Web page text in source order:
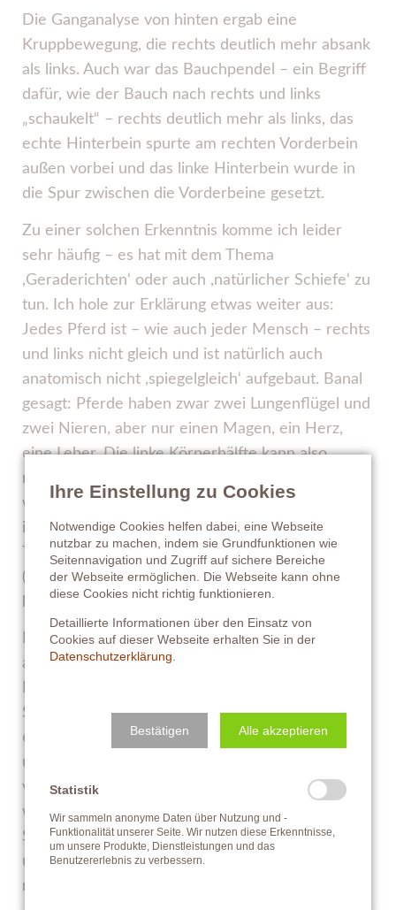
Die Ganganalyse von hinten ergab eine
Kruppbewegung, die rechts deutlich mehr absank
als links. Auch war das Bauchpendel – ein Begriff
dafür, wie der Bauch nach rechts und links
„schaukelt“ – rechts deutlich mehr als links, das
echte Hinterbein spurte am rechten Vorderbein
außen vorbei und das linke Hinterbein wurde in
die Spur zwischen die Vorderbeine gesetzt.
Zu einer solchen Erkenntnis komme ich leider
sehr häufig – es hat mit dem Thema
,Geraderichten‘ oder auch ,natürlicher Schiefe‘ zu
tun. Ich hole zur Erklärung etwas weiter aus:
Jedes Pferd ist – wie auch jeder Mensch – rechts
und links nicht gleich und ist natürlich auch
anatomisch nicht ,spiegelgleich‘ aufgebaut. Banal
gesagt: Pferde haben zwar zwei Lungenflügel und
zwei Nieren, aber nur einen Magen, ein Herz,
eine Leber. Die linke Körperhälfte kann also
niemals völlig der rechten entsprechen. Deutlich
wird das auch beim Darm. Die linke Bauchhälfte
ist eher mit dem großen und kleinen Grimmdarm,
Teile des Dickdarms ausgefüllt, der Blinddarm
(auch zum Dickdarm gehörig) nimmt einen
beträchtlichen Teil in der rechten Bauchhöhle ein.
Der Blinddarm dient – grob vereinfacht gesagt –
als Gärkammer, das bedeutet, dass
Sein Fassungsvermögen beträgt zwischen 16 und
68 Liter – im Durschnitt 33 Liter. Um diese nicht
unbeträchtliche Zusatzlast auszugleichen, stellen
viele Pferde ihr rechtes Bein etwas nach außen –
wodurch es eine geringfügig andere
Schubrichtung auf das linke Vorderbein ausübt als
umgekehrt (also als das linke Hinterbein auf das
rechte Vorderbein).
Ihre Einstellung zu Cookies
Notwendige Cookies helfen dabei, eine Webseite
nutzbar zu machen, indem sie Grundfunktionen wie
Seitennavigation und Zugriff auf sichere Bereiche
der Webseite ermöglichen. Die Webseite kann ohne
diese Cookies nicht richtig funktionieren.
Detaillierte Informationen über den Einsatz von
Cookies auf dieser Webseite erhalten Sie in der
Datenschutzerklärung.
Bestätigen Alle akzeptieren
Statistik
Wir sammeln anonyme Daten über Nutzung und -
Funktionalität unserer Seite. Wir nutzen diese Erkenntnisse,
um unsere Produkte, Dienstleistungen und das
Benutzererlebnis zu verbessern.